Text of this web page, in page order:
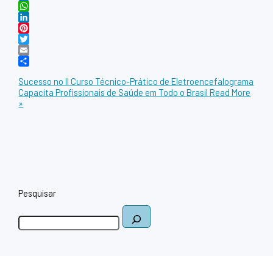
Facebook
WhatsApp
LinkedIn
Pinterest
Twitter
Email
Sucesso no II Curso Técnico-Prático de Eletroencefalograma
Capacita Profissionais de Saúde em Todo o Brasil Read More
»
Pesquisar